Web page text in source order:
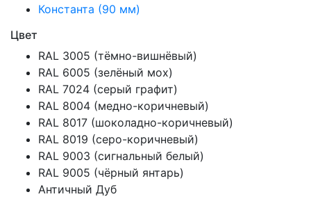
Константа (90 мм)
Цвет
RAL 3005 (тёмно-вишнёвый)
RAL 6005 (зелёный мох)
RAL 7024 (серый графит)
RAL 8004 (медно-коричневый)
RAL 8017 (шоколадно-коричневый)
RAL 8019 (серо-коричневый)
RAL 9003 (сигнальный белый)
RAL 9005 (чёрный янтарь)
Античный Дуб